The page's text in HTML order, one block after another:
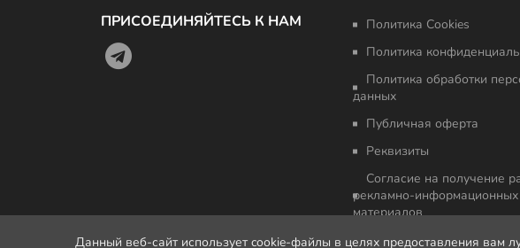
ПРИСОЕДИНЯЙТЕСЬ К НАМ
Политика Cookies
Политика
Политика обработки
данных
Публичная оферта
Реквизиты
Согласие на получение
рекламно-информационных
материалов
Данный веб-сайт использует cookie-файлы в целях предоставления вам